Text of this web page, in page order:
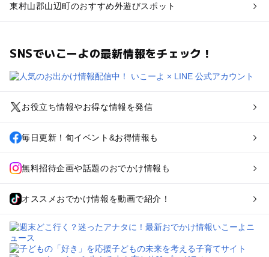
東村山郡山辺町のおすすめ外遊びスポット
SNSでいこーよの最新情報をチェック！
お役立ち情報やお得な情報を発信
毎日更新！旬イベント&お得情報も
無料招待企画や話題のおでかけ情報も
オススメおでかけ情報を動画で紹介！